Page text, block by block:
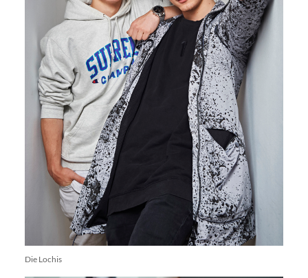
Die Lochis